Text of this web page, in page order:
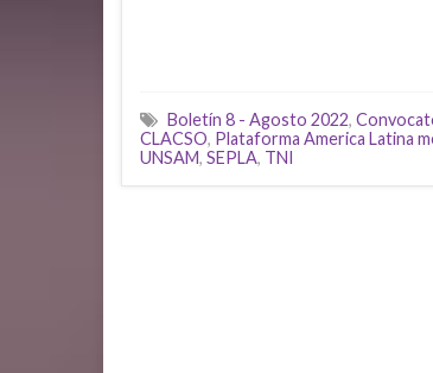
Boletín 8 - Agosto 2022,
CLACSO, Plataforma America Latina
UNSAM, SEPLA, TNI